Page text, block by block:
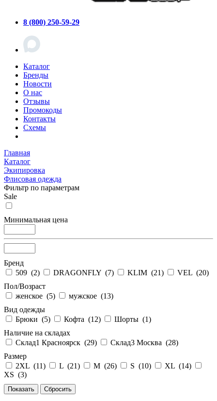
8 (800) 250-59-29
Каталог
Бренды
Новости
О нас
Отзывы
Промокоды
Контакты
Схемы
Главная
Каталог
Экипировка
Флисовая одежда
Фильтр по параметрам
Sale
Минимальная цена
Бренд
509 (2) DRAGONFLY (7) KLIM (21) VEL (20)
Пол/Возраст
женское (5) мужское (13)
Вид одежды
Брюки (5) Кофта (12) Шорты (1)
Наличие на складах
Склад1 Красноярск (29) Склад3 Москва (28)
Размер
2XL (11) L (21) M (26) S (10) XL (14)
XS (3)